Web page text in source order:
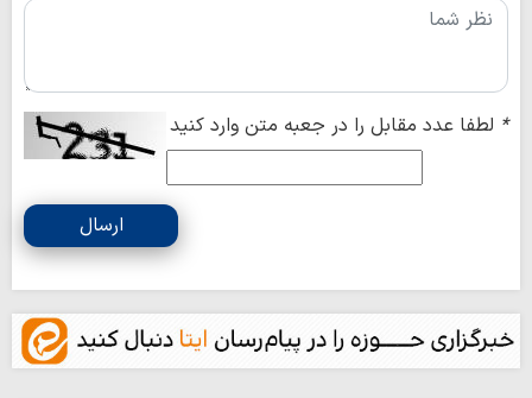
* لطفا عدد مقابل را در جعبه متن وارد کنید
ارسال